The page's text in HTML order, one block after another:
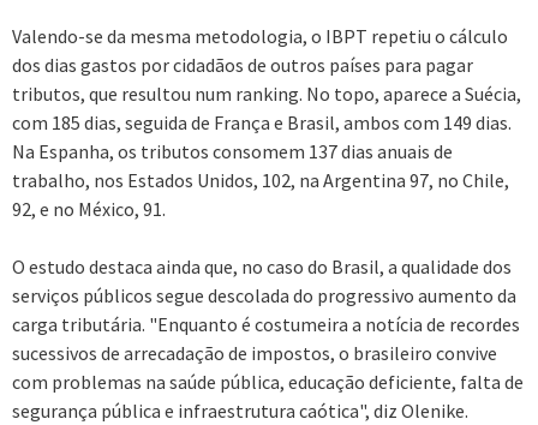
Valendo-se da mesma metodologia, o IBPT repetiu o cálculo
dos dias gastos por cidadãos de outros países para pagar
tributos, que resultou num ranking. No topo, aparece a Suécia,
com 185 dias, seguida de França e Brasil, ambos com 149 dias.
Na Espanha, os tributos consomem 137 dias anuais de
trabalho, nos Estados Unidos, 102, na Argentina 97, no Chile,
92, e no México, 91.
O estudo destaca ainda que, no caso do Brasil, a qualidade dos
serviços públicos segue descolada do progressivo aumento da
carga tributária. "Enquanto é costumeira a notícia de recordes
sucessivos de arrecadação de impostos, o brasileiro convive
com problemas na saúde pública, educação deficiente, falta de
segurança pública e infraestrutura caótica", diz Olenike.